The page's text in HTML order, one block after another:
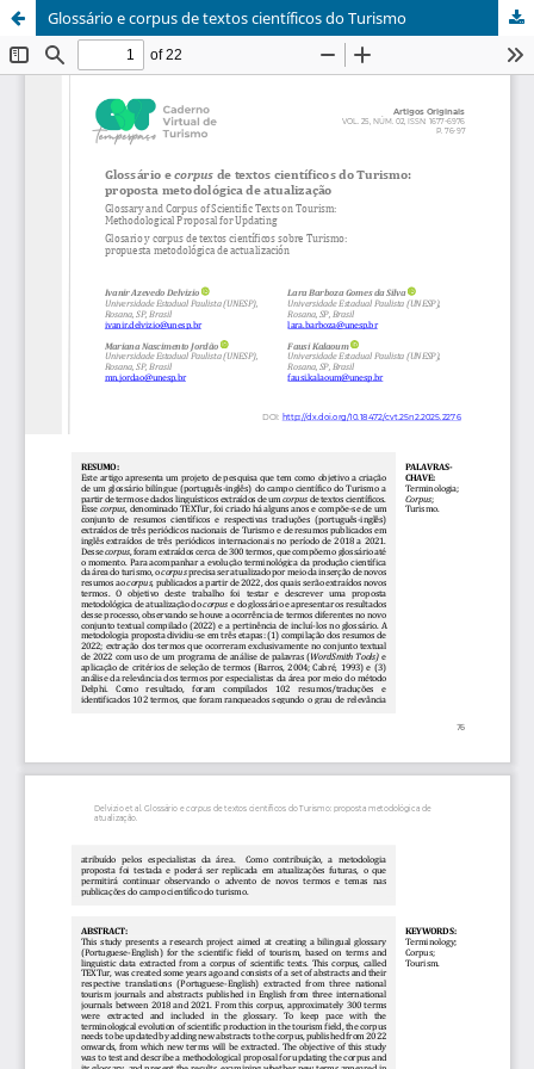
Glossário e corpus de textos científicos do Turismo